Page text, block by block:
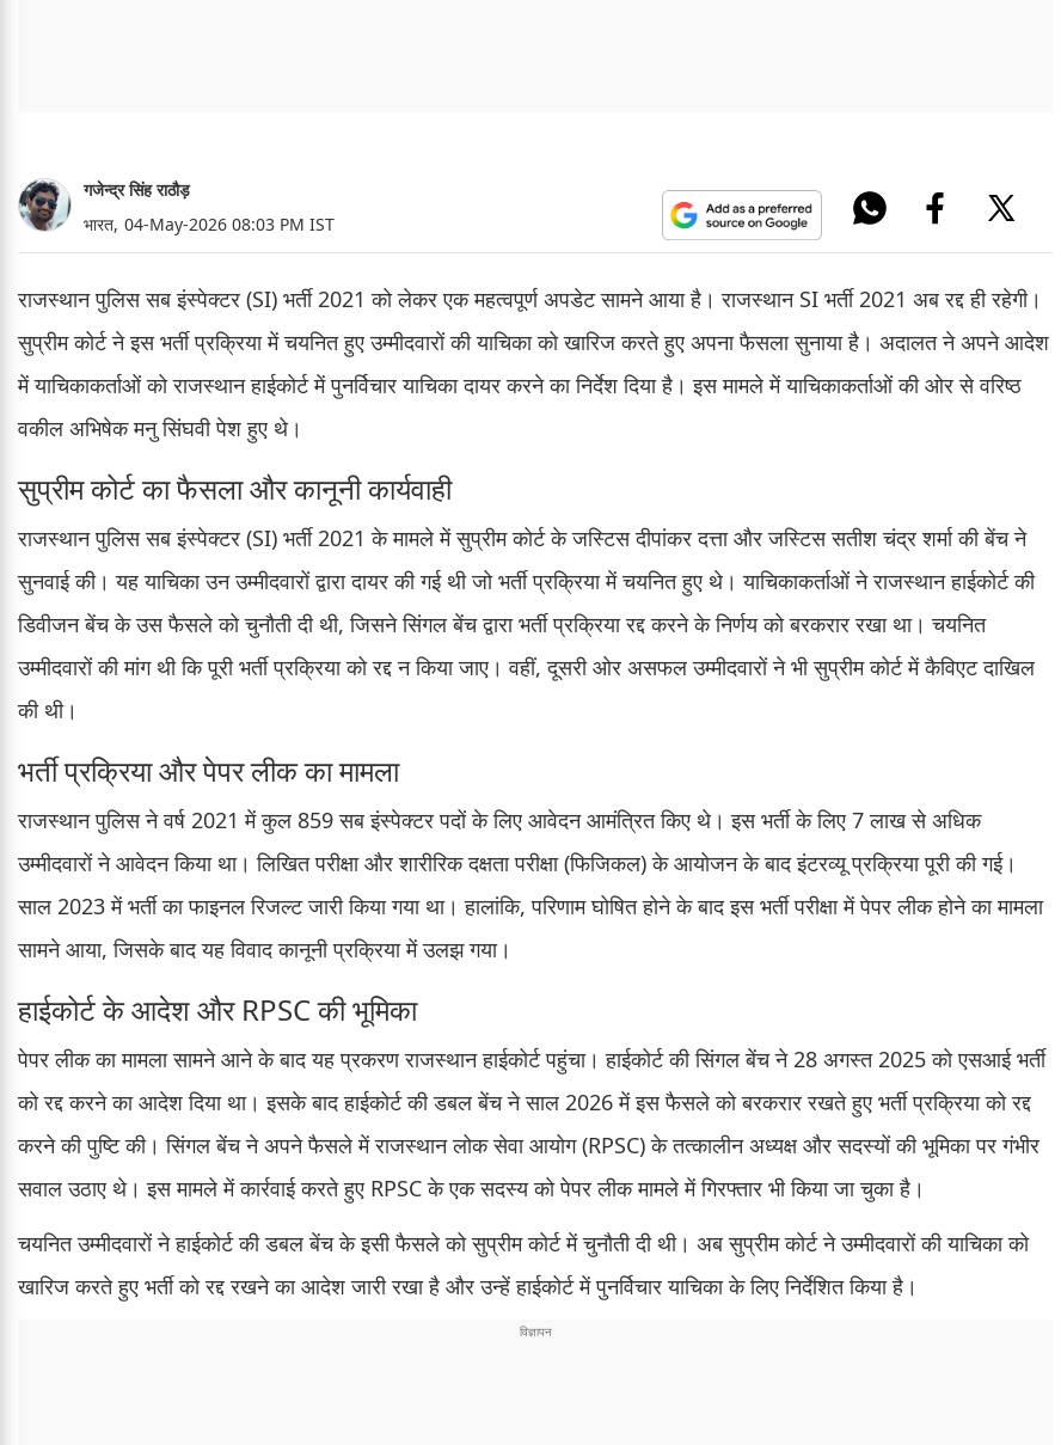
गजेन्द्र सिंह राठौड़
भारत, 04-May-2026 08:03 PM IST
राजस्थान पुलिस सब इंस्पेक्टर (SI) भर्ती 2021 को लेकर एक महत्वपूर्ण अपडेट सामने आया है। राजस्थान SI भर्ती 2021 अब रद्द ही रहेगी।
सुप्रीम कोर्ट ने इस भर्ती प्रक्रिया में चयनित हुए उम्मीदवारों की याचिका को खारिज करते हुए अपना फैसला सुनाया है। अदालत ने अपने आदेश
में याचिकाकर्ताओं को राजस्थान हाईकोर्ट में पुनर्विचार याचिका दायर करने का निर्देश दिया है। इस मामले में याचिकाकर्ताओं की ओर से वरिष्ठ
वकील अभिषेक मनु सिंघवी पेश हुए थे।
सुप्रीम कोर्ट का फैसला और कानूनी कार्यवाही
राजस्थान पुलिस सब इंस्पेक्टर (SI) भर्ती 2021 के मामले में सुप्रीम कोर्ट के जस्टिस दीपांकर दत्ता और जस्टिस सतीश चंद्र शर्मा की बेंच ने
सुनवाई की। यह याचिका उन उम्मीदवारों द्वारा दायर की गई थी जो भर्ती प्रक्रिया में चयनित हुए थे। याचिकाकर्ताओं ने राजस्थान हाईकोर्ट की
डिवीजन बेंच के उस फैसले को चुनौती दी थी, जिसने सिंगल बेंच द्वारा भर्ती प्रक्रिया रद्द करने के निर्णय को बरकरार रखा था। चयनित
उम्मीदवारों की मांग थी कि पूरी भर्ती प्रक्रिया को रद्द न किया जाए। वहीं, दूसरी ओर असफल उम्मीदवारों ने भी सुप्रीम कोर्ट में कैविएट दाखिल
की थी।
भर्ती प्रक्रिया और पेपर लीक का मामला
राजस्थान पुलिस ने वर्ष 2021 में कुल 859 सब इंस्पेक्टर पदों के लिए आवेदन आमंत्रित किए थे। इस भर्ती के लिए 7 लाख से अधिक
उम्मीदवारों ने आवेदन किया था। लिखित परीक्षा और शारीरिक दक्षता परीक्षा (फिजिकल) के आयोजन के बाद इंटरव्यू प्रक्रिया पूरी की गई।
साल 2023 में भर्ती का फाइनल रिजल्ट जारी किया गया था। हालांकि, परिणाम घोषित होने के बाद इस भर्ती परीक्षा में पेपर लीक होने का मामला
सामने आया, जिसके बाद यह विवाद कानूनी प्रक्रिया में उलझ गया।
हाईकोर्ट के आदेश और RPSC की भूमिका
पेपर लीक का मामला सामने आने के बाद यह प्रकरण राजस्थान हाईकोर्ट पहुंचा। हाईकोर्ट की सिंगल बेंच ने 28 अगस्त 2025 को एसआई भर्ती
को रद्द करने का आदेश दिया था। इसके बाद हाईकोर्ट की डबल बेंच ने साल 2026 में इस फैसले को बरकरार रखते हुए भर्ती प्रक्रिया को रद्द
करने की पुष्टि की। सिंगल बेंच ने अपने फैसले में राजस्थान लोक सेवा आयोग (RPSC) के तत्कालीन अध्यक्ष और सदस्यों की भूमिका पर गंभीर
सवाल उठाए थे। इस मामले में कार्रवाई करते हुए RPSC के एक सदस्य को पेपर लीक मामले में गिरफ्तार भी किया जा चुका है।
चयनित उम्मीदवारों ने हाईकोर्ट की डबल बेंच के इसी फैसले को सुप्रीम कोर्ट में चुनौती दी थी। अब सुप्रीम कोर्ट ने उम्मीदवारों की याचिका को
खारिज करते हुए भर्ती को रद्द रखने का आदेश जारी रखा है और उन्हें हाईकोर्ट में पुनर्विचार याचिका के लिए निर्देशित किया है।